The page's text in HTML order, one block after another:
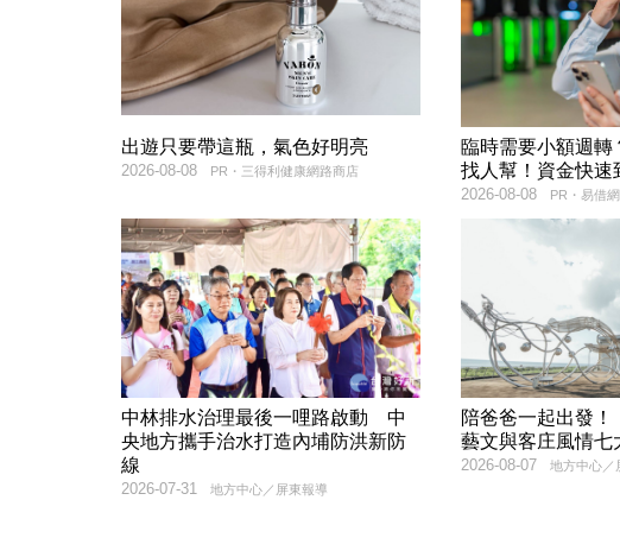
出遊只要帶這瓶，氣色好明亮
PR・三得利健康網路商店
2026-08-08
臨時需要小額週轉
找人幫！資金快速
PR・易借網
2026-08-08
中林排水治理最後一哩路啟動 中
央地方攜手治水打造內埔防洪新防
線
地方中心／屏東報導
2026-07-31
陪爸爸一起出發
藝文與客庄風情七
地方中心／
2026-08-07